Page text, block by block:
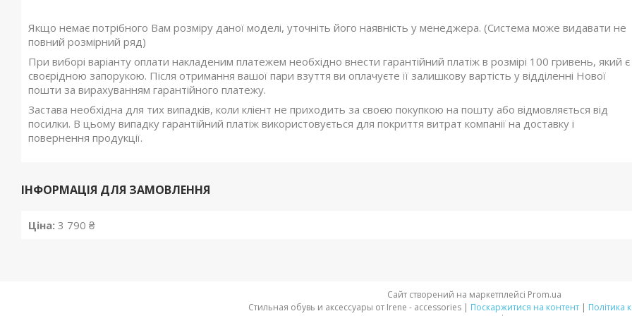
Якщо немає потрібного Вам розміру даної моделі, уточніть його наявність у менеджера. (Система може видавати не
повний розмірний ряд)
При виборі варіанту оплати накладеним платежем необхідно внести гарантійний платіж в розмірі 100 гривень, який є
своєрідною запорукою. Після отримання вашої пари взуття ви оплачуєте її залишкову вартість у відділенні Нової
пошти за вирахуванням гарантійного платежу.
Застава необхідна для тих випадків, коли клієнт не приходить за своєю покупкою на пошту або відмовляється від
посилки. В цьому випадку гарантійний платіж використовується для покриття витрат компанії на доставку і
повернення продукції.
ІНФОРМАЦІЯ ДЛЯ ЗАМОВЛЕННЯ
Ціна: 3 790 ₴
Сайт створений на маркетплейсі Prom.ua
Стильная обувь и аксессуары от Irene - accessories | Поскаржитися на контент | Політика